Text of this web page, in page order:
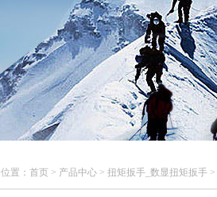
置： 首页 > 产品中心 > 扭矩扳手_数显扭矩扳手 >